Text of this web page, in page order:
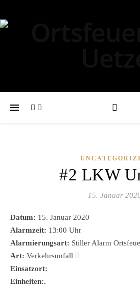
#2 LKW
15. Januar
Datum: 15. Januar 2020
Alarmzeit: 13:00 Uhr
Alarmierungsart: Stiller Alarm
Art: Verkehrsunfall
Einsatzort:
Einheiten:.